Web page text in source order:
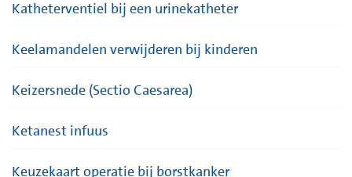
Katheterventiel bij een urinekatheter
Keelamandelen verwijderen bij kinderen
Keizersnede (Sectio Caesarea)
Ketanest infuus
Keuzekaart operatie bij borstkanker